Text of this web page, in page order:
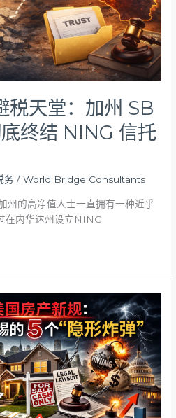
税天堂：加州 SB
终结 NING 信托
务 /World Bridge Consultants
州的高净值人士一直拥有一种近乎
在内华达州设立NING